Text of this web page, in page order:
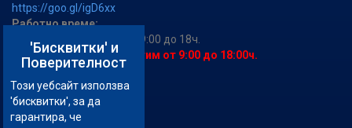
https://goo.gl/igD6xx
Работно време:
Понеделник до събота - 9:00 до 18ч.
На 30.12 и на 31.12 работим от 9:00 до 18:00ч.
GSM:+359 886 909 909
GSM:+359 888 712 765
'Бисквитки' и
Поверителност
Този уебсайт използва
'бисквитки', за да
гарантира, че